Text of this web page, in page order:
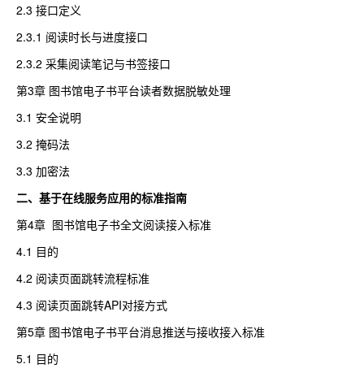
2.3 接口定义
2.3.1 阅读时长与进度接口
2.3.2 采集阅读笔记与书签接口
第3章 图书馆电子书平台读者数据脱敏处理
3.1 安全说明
3.2 掩码法
3.3 加密法
二、基于在线服务应用的标准指南
第4章 图书馆电子书全文阅读接入标准
4.1 目的
4.2 阅读页面跳转流程标准
4.3 阅读页面跳转API对接方式
第5章 图书馆电子书平台消息推送与接收接入标准
5.1 目的